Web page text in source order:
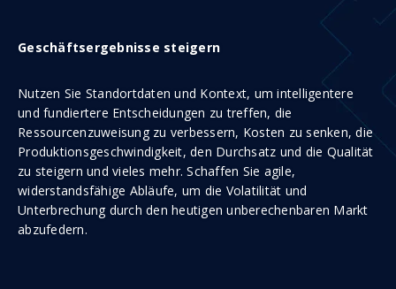
Geschäftsergebnisse steigern
Nutzen Sie Standortdaten und Kontext, um intelligentere
und fundiertere Entscheidungen zu treffen, die
Ressourcenzuweisung zu verbessern, Kosten zu senken, die
Produktionsgeschwindigkeit, den Durchsatz und die Qualität
zu steigern und vieles mehr. Schaffen Sie agile,
widerstandsfähige Abläufe, um die Volatilität und
Unterbrechung durch den heutigen unberechenbaren Markt
abzufedern.